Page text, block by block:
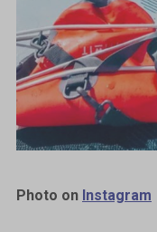
Photo on Instagram